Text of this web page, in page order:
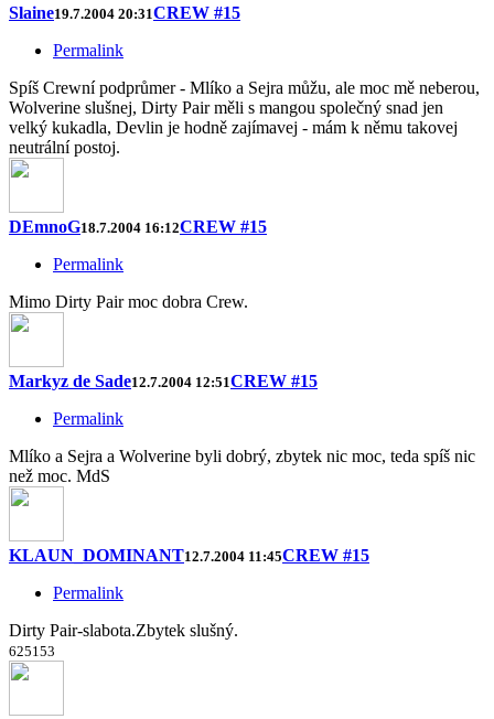
Slaine19.7.2004 20:31CREW #15
Permalink
Spíš Crewní podprůmer - Mlíko a Sejra můžu, ale moc mě neberou,
Wolverine slušnej, Dirty Pair měli s mangou společný snad jen
velký kukadla, Devlin je hodně zajímavej - mám k němu takovej
neutrální postoj.
DEmnoG18.7.2004 16:12CREW #15
Permalink
Mimo Dirty Pair moc dobra Crew.
Markyz de Sade12.7.2004 12:51CREW #15
Permalink
Mlíko a Sejra a Wolverine byli dobrý, zbytek nic moc, teda spíš nic
než moc. MdS
KLAUN_DOMINANT12.7.2004 11:45CREW #15
Permalink
Dirty Pair-slabota.Zbytek slušný.
625153